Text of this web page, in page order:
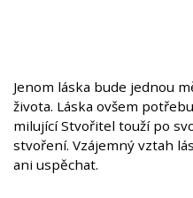
Jenom láska bude jednou
života. Láska ovšem
milující Stvořitel touží po
stvoření. Vzájemný vztah
ani uspěchat.